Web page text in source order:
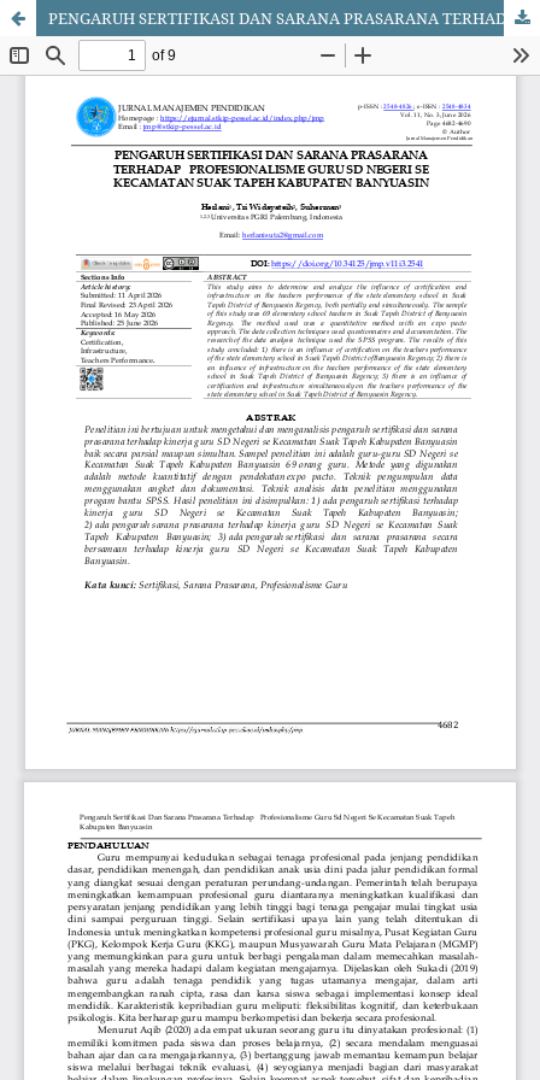
PENGARUH SERTIFIKASI DAN SARANA PRASARANA TERHADAP PROFESIONALISME GURU SD NEGERI SE KECAMATAN SUAK TAPEH KABUPATEN BANYUASIN